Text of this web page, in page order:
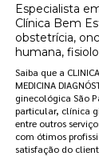
Especialista
Clínica Bem
obstetrícia,
humana,
Saiba que a
MEDICINA
ginecológica São
particular, clínica
entre outros
com ótimos
satisfação do